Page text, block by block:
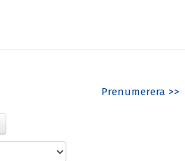
Prenumerera >>